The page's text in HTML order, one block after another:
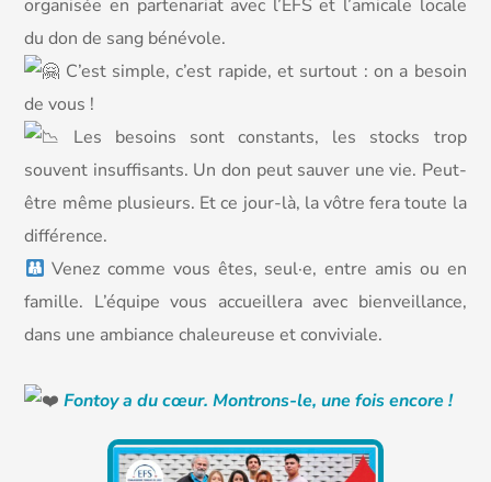
organisée en partenariat avec l’EFS et l’amicale locale
du don de sang bénévole.
C’est simple, c’est rapide, et surtout : on a besoin
de vous !
Les besoins sont constants, les stocks trop
souvent insuffisants. Un don peut sauver une vie. Peut-
être même plusieurs. Et ce jour-là, la vôtre fera toute la
différence.
Venez comme vous êtes, seul·e, entre amis ou en
famille. L’équipe vous accueillera avec bienveillance,
dans une ambiance chaleureuse et conviviale.
Fontoy a du cœur. Montrons-le, une fois encore !